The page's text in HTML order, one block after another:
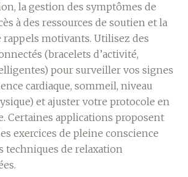
la gestion des symptômes de
à des ressources de soutien et la
rappels motivants. Utilisez des
(bracelets d’activité,
pour surveiller vos signes
cardiaque, sommeil, niveau
et ajuster votre protocole en
Certaines applications proposent
exercices de pleine conscience
techniques de relaxation